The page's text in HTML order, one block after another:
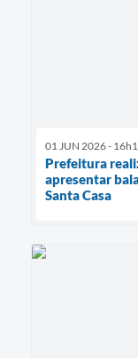
01 JUN 2026 -
Prefeitura
apresentar
Santa Casa